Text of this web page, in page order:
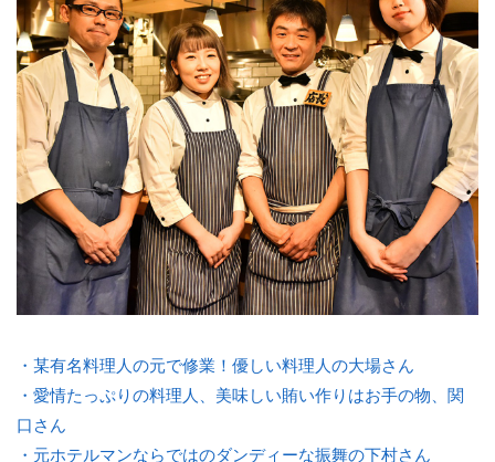
・某有名料理人の元で修業！優しい料理人の大場さん
・愛情たっぷりの料理人、美味しい賄い作りはお手の物、関
口さん
・元ホテルマンならではのダンディーな振舞の下村さん